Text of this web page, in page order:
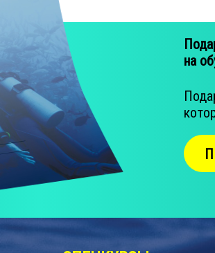
на